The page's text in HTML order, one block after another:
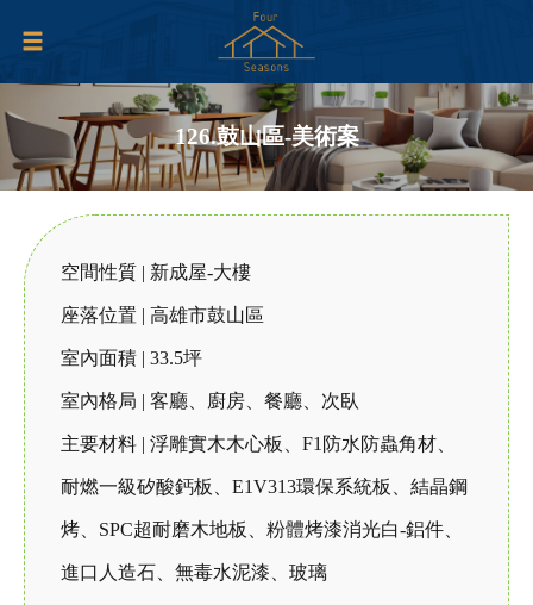
126.鼓山區-美術案
空間性質 | 新成屋-大樓
座落位置 | 高雄市鼓山區
室內面積 | 33.5坪
室內格局 | 客廳、廚房、餐廳、次臥
主要材料 | 浮雕實木木心板、F1防水防蟲角材、
耐燃一級矽酸鈣板、E1V313環保系統板、結晶鋼
烤、SPC超耐磨木地板、粉體烤漆消光白-鋁件、
進口人造石、無毒水泥漆、玻璃